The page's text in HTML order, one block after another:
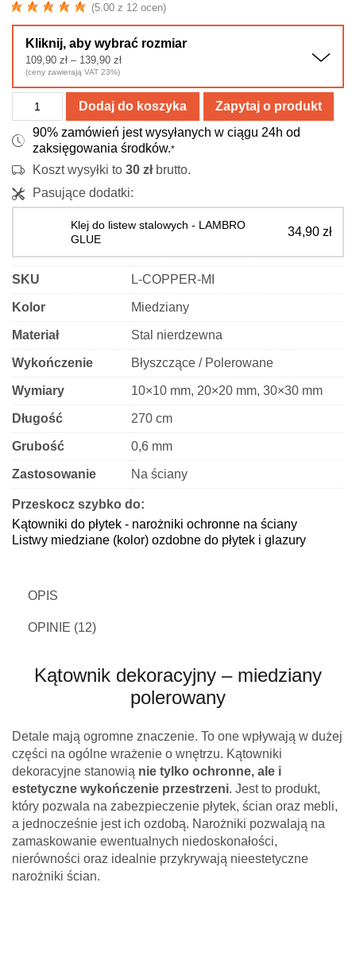
(5.00 z 12 ocen)
Kliknij, aby wybrać rozmiar
109,90 zł – 139,90 złZakres
109,90 zł
do
(ceny zawierają VAT 23%)
ilość
Kątownik
ozdobny
stalowy
-
polerowany
Dodaj do koszyka
Zapytaj o produkt
90% zamówień jest wysyłanych w ciągu 24h od
zaksięgowania środków.*
Koszt wysyłki to 30 złbrutto.
Pasujące dodatki:
Klej do listew stalowych - LAMBRO
GLUE
34,90 zł
SKU L-COPPER-MI
Kolor Miedziany
Materiał Stal nierdzewna
Wykończenie Błyszczące / Polerowane
Wymiary 10×10 mm, 20×20 mm, 30×30 mm
Długość 270 cm
Grubość 0,6 mm
Zastosowanie Na ściany
Przeskocz szybko do:
Kątowniki do płytek - narożniki ochronne na ściany
Listwy miedziane (kolor) ozdobne do płytek i glazury
OPIS
OPINIE (12)
Kątownik dekoracyjny – miedziany
polerowany
Detale mają ogromne znaczenie. To one wpływają w dużej
części na ogólne wrażenie o wnętrzu. Kątowniki
dekoracyjne stanowią nie tylko ochronne, ale i
estetyczne wykończenie przestrzeni. Jest to produkt,
który pozwala na zabezpieczenie płytek, ścian oraz mebli,
a jednocześnie jest ich ozdobą. Narożniki pozwalają na
zamaskowanie ewentualnych niedoskonałości,
nierówności oraz idealnie przykrywają nieestetyczne
narożniki ścian.